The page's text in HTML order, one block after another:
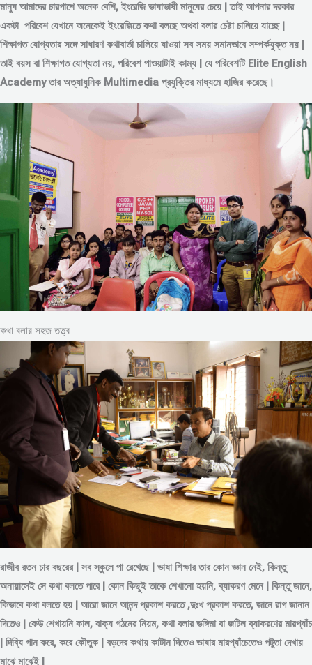
মানুষ আমাদের চারপাশে অনেক বেশি, ইংরেজি ভাষাভাষী মানুষের চেয়ে | তাই আপনার দরকার
একটা পরিবেশ যেখানে অনেকেই ইংরেজিতে কথা বলছে অথবা বলার চেষ্টা চালিয়ে যাচ্ছে |
শিক্ষাগত যোগ্যতার সঙ্গে সাধারণ কথাবার্তা চালিয়ে যাওয়া সব সময় সমানভাবে সম্পর্কযুক্ত নয় |
তাই বয়স বা শিক্ষাগত যোগ্যতা নয়, পরিবেশ পাওয়াটাই কাম্য | যে পরিবেশটি Elite English
Academy তার অত্যাধুনিক Multimedia প্রযুক্তির মাধ্যমে হাজির করেছে।
কথা বলার সহজ তত্ত্ব
রাজীব রতন চার বছরের | সব স্কুলে পা রেখেছে | ভাষা শিক্ষার তার কোন জ্ঞান নেই, কিন্তু
অনায়াসেই সে কথা বলতে পারে | কোন কিছুই তাকে শেখানো হয়নি, ব্যাকরণ মেনে | কিন্তু জানে,
কিভাবে কথা বলতে হয় | আরো জানে আনন্দ প্রকাশ করতে ,দুঃখ প্রকাশ করতে, জানে রাগ জানান
দিতেও | কেউ শেখায়নি কাল, বাক্য গঠনের নিয়ম, কথা বলার ভঙ্গিমা বা জটিল ব্যাকরণের মারপ্যাঁচ
| দিব্যি গান করে, করে কৌতুক | বড়দের কথায় কাটান দিতেও ভাষার মারপ্যাঁচেতেও পটুতা দেখায়
মাঝে মাঝেই |